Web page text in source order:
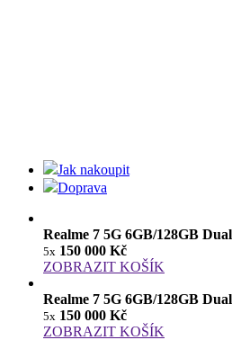
Jak nakoupit
Doprava
Realme 7 5G 6GB/128GB
5x 150 000 Kč
ZOBRAZIT KOŠÍK
Realme 7 5G 6GB/128GB
5x 150 000 Kč
ZOBRAZIT KOŠÍK